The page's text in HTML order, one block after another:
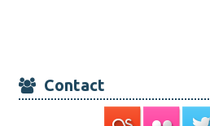
Contact